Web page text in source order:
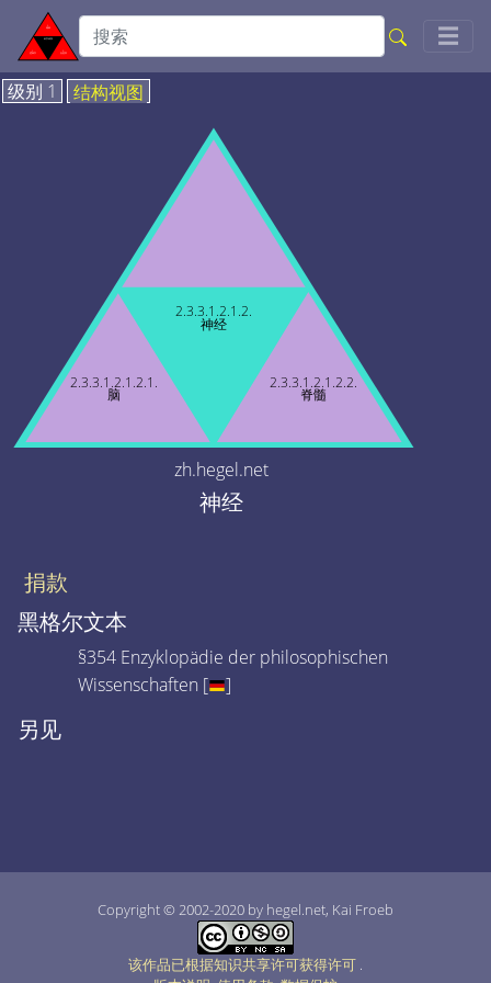
☰
级别 1 结构视图
2.3.3.1.2.1.2.
神经
2.3.3.1.2.1.2.1.
脑
2.3.3.1.2.1.2.2.
脊髓
zh.hegel.net
神经
捐款
黑格尔文本
§354 Enzyklopädie der philosophischen
Wissenschaften [
]
另见
Copyright © 2002-2020 by hegel.net, Kai Froeb
该作品已根据知识共享许可获得许可 .